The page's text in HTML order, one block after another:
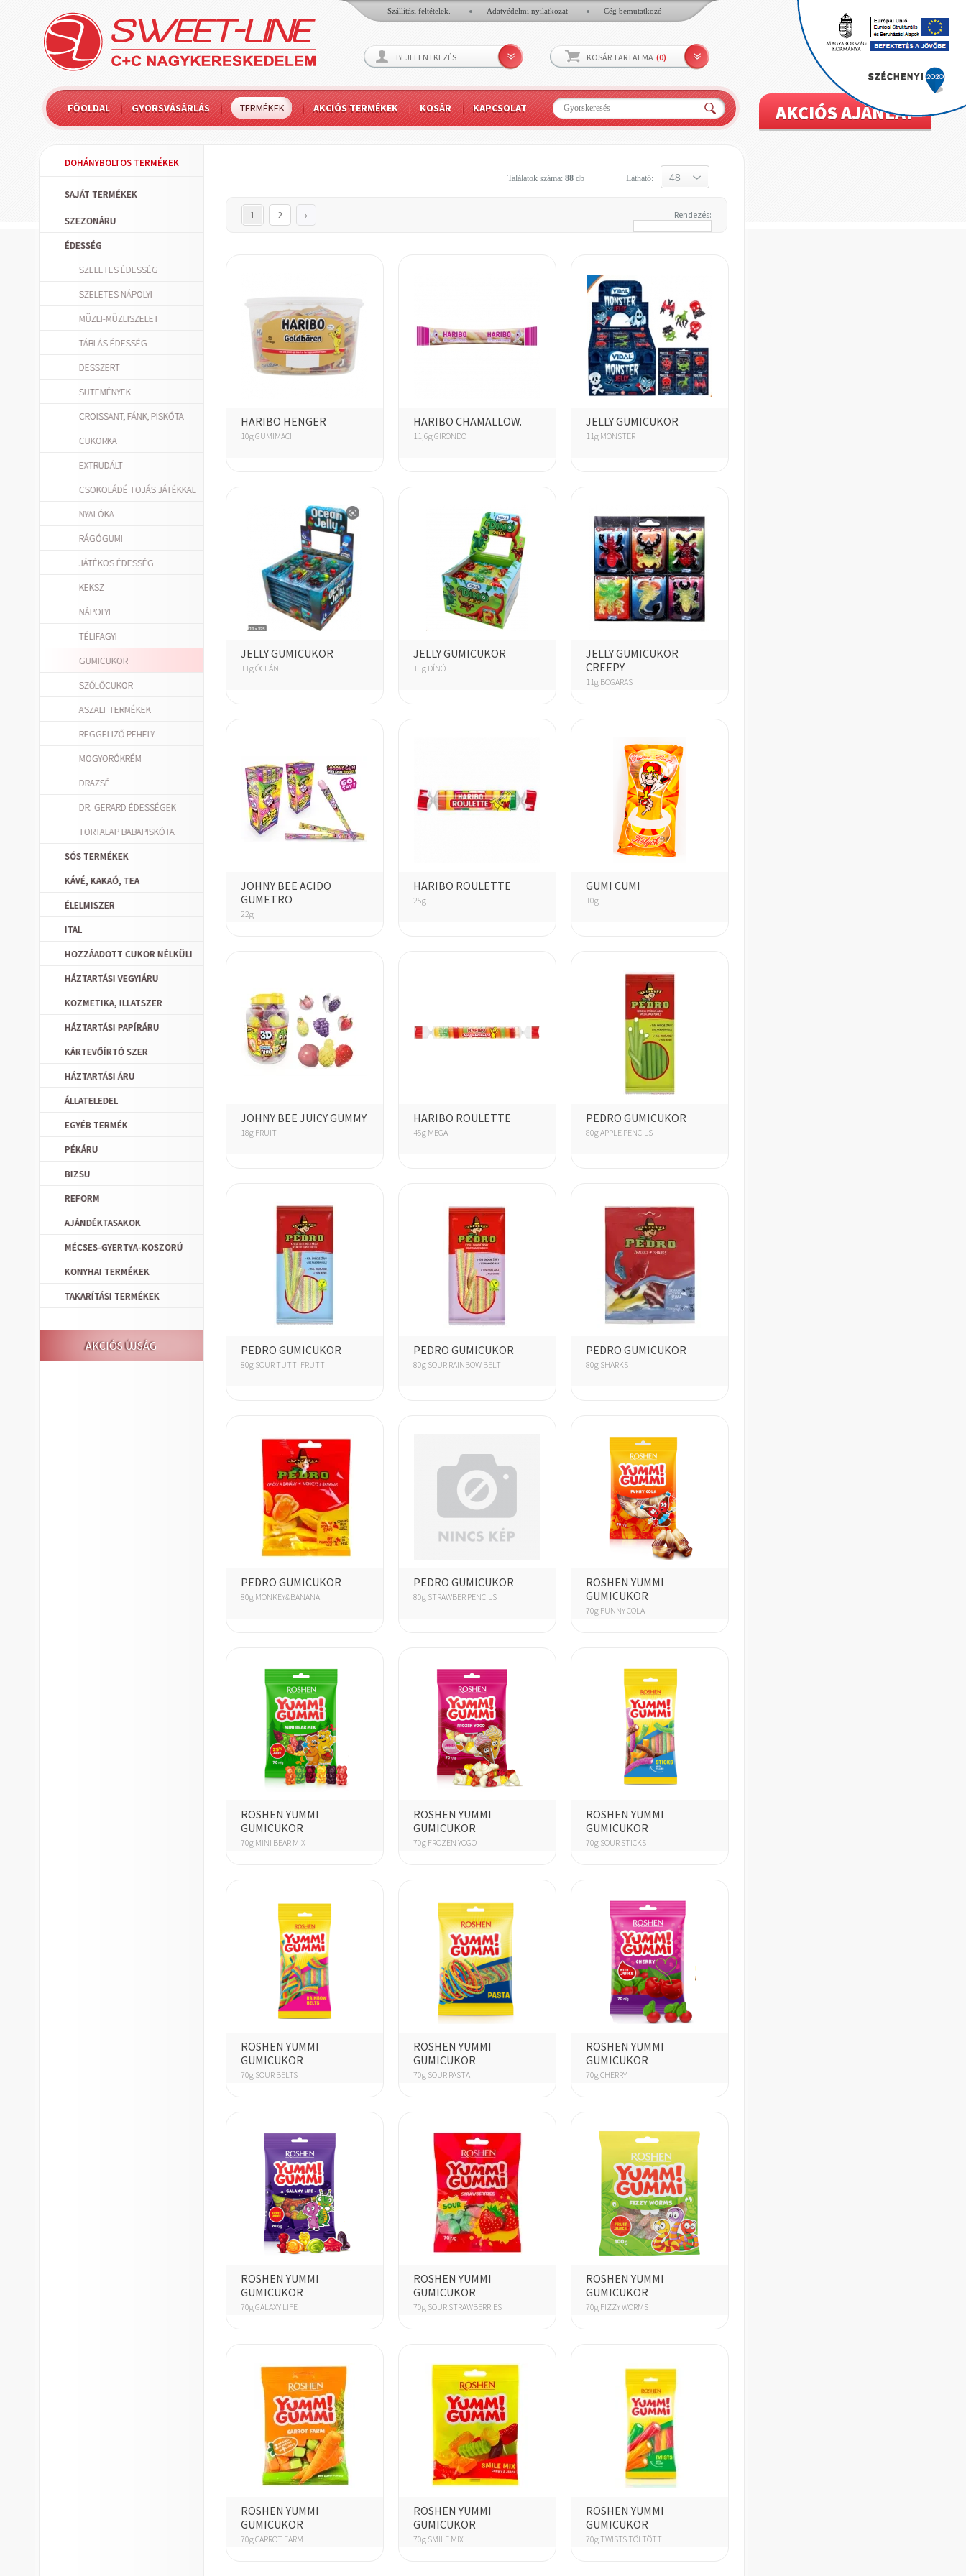
Szállítási feltételek. Adatvédelmi nyilatkozat Cég bemutatkozó
BEJELENTKEZÉS KOSÁR TARTALMA (0)
FŐOLDAL GYORSVÁSÁRLÁS TERMÉKEK AKCIÓS TERMÉKEK KOSÁR KAPCSOLAT AKCIÓS AJÁNLAT
DOHÁNYBOLTOS TERMÉKEK
SAJÁT TERMÉKEK
SZEZONÁRU
ÉDESSÉG
SZELETES ÉDESSÉG
SZELETES NÁPOLYI
MÜZLI-MÜZLISZELET
TÁBLÁS ÉDESSÉG
DESSZERT
SÜTEMÉNYEK
CROISSANT, FÁNK, PISKÓTA
CUKORKA
EXTRUDÁLT
CSOKOLÁDÉ TOJÁS JÁTÉKKAL
NYALÓKA
RÁGÓGUMI
JÁTÉKOS ÉDESSÉG
KEKSZ
NÁPOLYI
TÉLIFAGYI
GUMICUKOR
SZŐLŐCUKOR
ASZALT TERMÉKEK
REGGELIZŐ PEHELY
MOGYORÓKRÉM
DRAZSÉ
DR. GERARD ÉDESSÉGEK
TORTALAP BABAPISKÓTA
SÓS TERMÉKEK
KÁVÉ, KAKAÓ, TEA
ÉLELMISZER
ITAL
HOZZÁADOTT CUKOR NÉLKÜLI
HÁZTARTÁSI VEGYIÁRU
KOZMETIKA, ILLATSZER
HÁZTARTÁSI PAPÍRÁRU
KÁRTEVŐÍRTÓ SZER
HÁZTARTÁSI ÁRU
ÁLLATELEDEL
EGYÉB TERMÉK
PÉKÁRU
BIZSU
REFORM
AJÁNDÉKTASAKOK
MÉCSES-GYERTYA-KOSZORÚ
KONYHAI TERMÉKEK
TAKARÍTÁSI TERMÉKEK
AKCIÓS ÚJSÁG
Találatok száma: 88db Látható:
1 2 › Rendezés:
HARIBO HENGER
10g GUMIMACI
HARIBO CHAMALLOW.
11,6g GIRONDO
JELLY GUMICUKOR
11g MONSTER
JELLY GUMICUKOR
11g ÓCEÁN
JELLY GUMICUKOR
11g DÍNÓ
JELLY GUMICUKOR
CREEPY
11g BOGARAS
JOHNY BEE ACIDO
GUMETRO
22g
HARIBO ROULETTE
25g
GUMI CUMI
10g
JOHNY BEE JUICY GUMMY
18g FRUIT
HARIBO ROULETTE
45g MEGA
PEDRO GUMICUKOR
80g APPLE PENCILS
PEDRO GUMICUKOR
80g SOUR TUTTI FRUTTI
PEDRO GUMICUKOR
80g SOUR RAINBOW BELT
PEDRO GUMICUKOR
80g SHARKS
PEDRO GUMICUKOR
80g MONKEY&BANANA
PEDRO GUMICUKOR
80g STRAWBER PENCILS
ROSHEN YUMMI
GUMICUKOR
70g FUNNY COLA
ROSHEN YUMMI
GUMICUKOR
70g MINI BEAR MIX
ROSHEN YUMMI
GUMICUKOR
70g FROZEN YOGO
ROSHEN YUMMI
GUMICUKOR
70g SOUR STICKS
ROSHEN YUMMI
GUMICUKOR
70g SOUR BELTS
ROSHEN YUMMI
GUMICUKOR
70g SOUR PASTA
ROSHEN YUMMI
GUMICUKOR
70g CHERRY
ROSHEN YUMMI
GUMICUKOR
70g GALAXY LIFE
ROSHEN YUMMI
GUMICUKOR
70g SOUR STRAWBERRIES
ROSHEN YUMMI
GUMICUKOR
70g FIZZY WORMS
ROSHEN YUMMI
GUMICUKOR
70g CARROT FARM
ROSHEN YUMMI
GUMICUKOR
70g SMILE MIX
ROSHEN YUMMI
GUMICUKOR
70g TWISTS TÖLTÖTT